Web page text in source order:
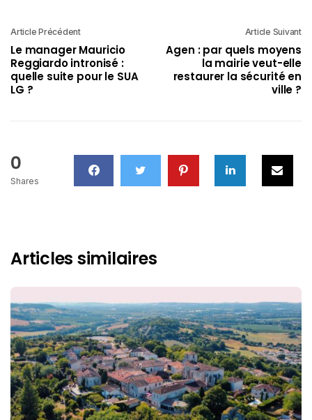
Article Précédent
Le manager Mauricio
Reggiardo intronisé :
quelle suite pour le SUA
LG ?
Article Suivant
Agen : par quels moyens
la mairie veut-elle
restaurer la sécurité en
ville ?
0
Shares
Articles similaires